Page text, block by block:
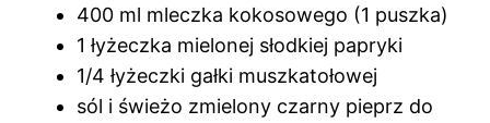
400 ml mleczka kokosowego (1 puszka)
1 łyżeczka mielonej słodkiej papryki
1/4 łyżeczki gałki muszkatołowej
sól i świeżo zmielony czarny pieprz do